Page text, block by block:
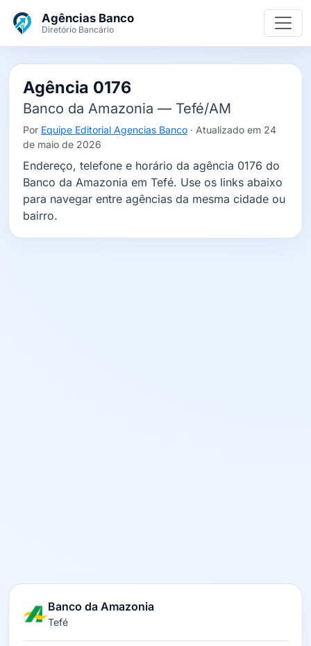
Agências Banco
Diretório Bancário
Agência 0176
Banco da Amazonia — Tefé/AM
Por Equipe Editorial Agencias Banco · Atualizado em 24
de maio de 2026
Endereço, telefone e horário da agência 0176 do
Banco da Amazonia em Tefé. Use os links abaixo
para navegar entre agências da mesma cidade ou
bairro.
Banco da Amazonia
Tefé